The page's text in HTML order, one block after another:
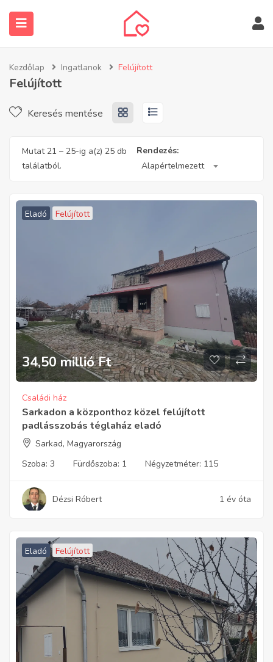
Kezdőlap Ingatlanok Felújított
Felújított
Keresés mentése
Mutat 21 – 25-ig a(z) 25 db
találatból.
Rendezés:
Alapértelmezett
Eladó Felújított
34,50 millió Ft
Családi ház
Sarkadon a központhoz közel felújított
padlásszobás téglaház eladó
Sarkad, Magyarország
Szoba: 3 Fürdőszoba: 1 Négyzetméter: 115
Dézsi Róbert 1 év óta
Eladó Felújított